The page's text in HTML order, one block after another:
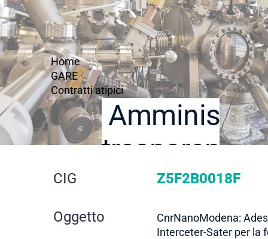
Home
GARE
Contratti atipici
trasparente
dettaglio
gara
CIG Z5F2B0018F
Oggetto
CnrNanoModena:
Interceter-Sater per la